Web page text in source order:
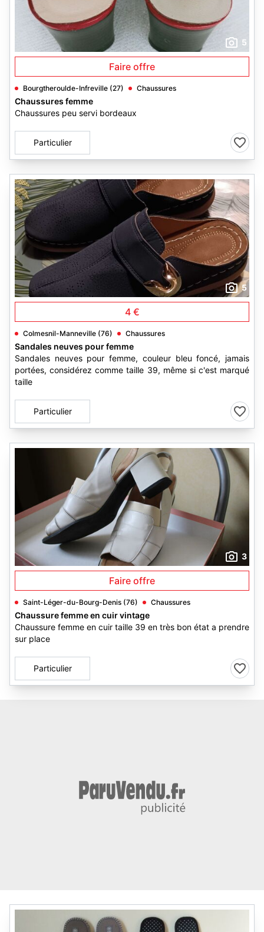
5
Faire offre
Bourgtheroulde-Infreville (27) Chaussures
Chaussures femme
Chaussures peu servi bordeaux
Particulier
5
4 €
Colmesnil-Manneville (76) Chaussures
Sandales neuves pour femme
Sandales neuves pour femme, couleur bleu foncé, jamais
portées, considérez comme taille 39, même si c'est marqué
taille
Particulier
3
Faire offre
Saint-Léger-du-Bourg-Denis (76) Chaussures
Chaussure femme en cuir vintage
Chaussure femme en cuir taille 39 en très bon état a prendre
sur place
Particulier